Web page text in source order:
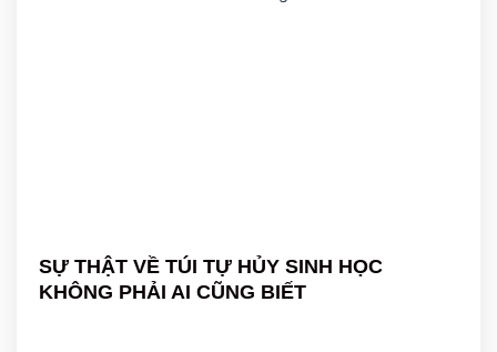
SỰ THẬT VỀ TÚI TỰ HỦY SINH HỌC
KHÔNG PHẢI AI CŨNG BIẾT